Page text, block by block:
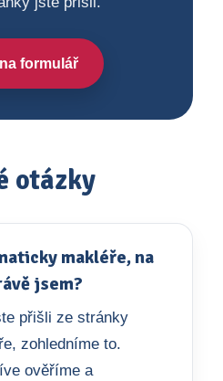
formulář
otázky
makléře, na
jsem?
přišli ze stránky
zohledníme to.
ověříme a